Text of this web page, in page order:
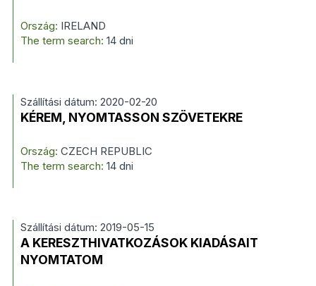
Ország: IRELAND
The term search: 14 dni
Szállítási dátum: 2020-02-20
KÉREM, NYOMTASSON SZÖVETEKRE
Ország: CZECH REPUBLIC
The term search: 14 dni
Szállítási dátum: 2019-05-15
A KERESZTHIVATKOZÁSOK KIADÁSAIT
NYOMTATOM